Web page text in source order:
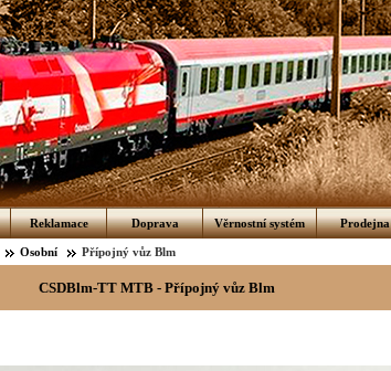
Reklamace Doprava Věrnostní systém Prodejna
Osobní Přípojný vůz Blm
CSDBlm-TT MTB - Přípojný vůz Blm